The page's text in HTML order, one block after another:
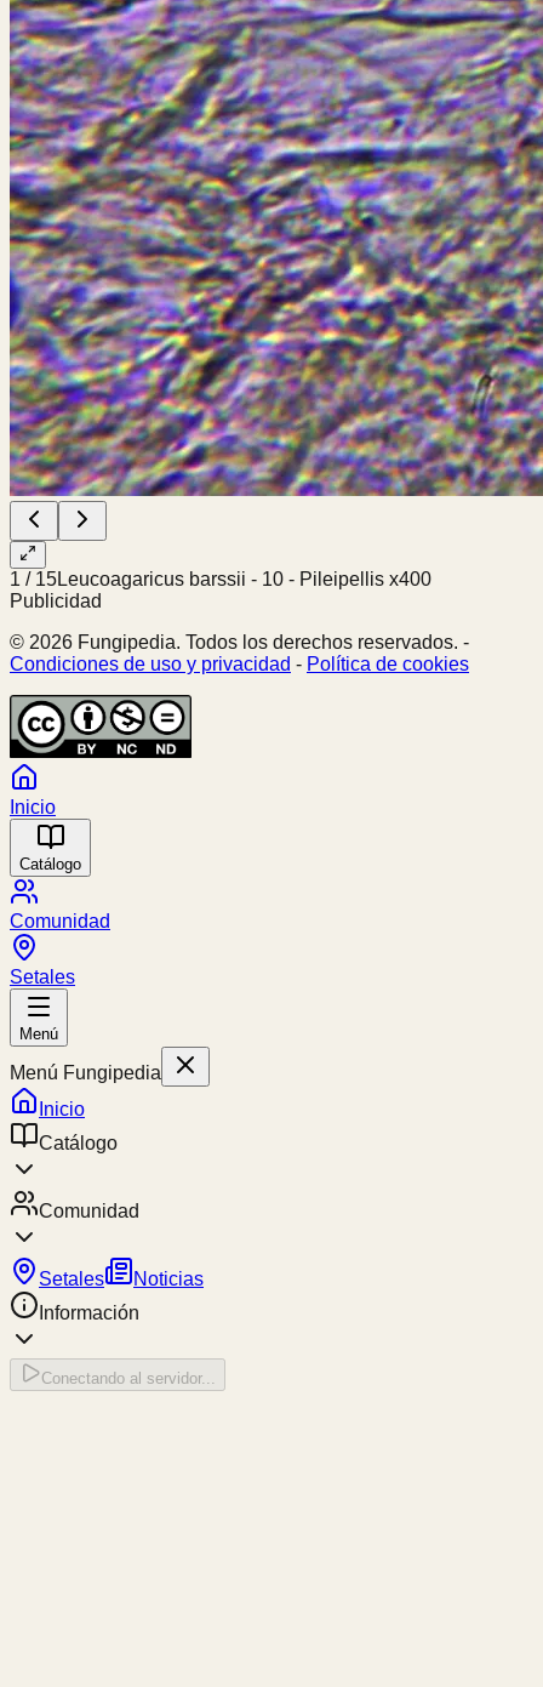
1 / 15Leucoagaricus barssii - 10 - Pileipellis x400
Publicidad
© 2026 Fungipedia. Todos los derechos reservados. -
Condiciones de uso y privacidad - Política de cookies
Inicio
Catálogo
Comunidad
Setales
Menú
Menú Fungipedia
Inicio
Catálogo
Comunidad
Setales
Noticias
Información
Conectando al servidor...